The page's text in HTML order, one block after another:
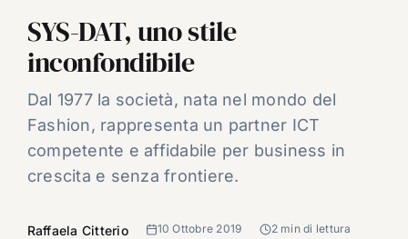
CARRIERE
VIDEO
EVENTI
CHI SIAMO
SYS-DAT, uno stile
inconfondibile
Dal 1977 la società, nata nel mondo del
Fashion, rappresenta un partner ICT
competente e affidabile per business in
crescita e senza frontiere.
Raffaela Citterio 10 Ottobre 2019 2 min di lettura